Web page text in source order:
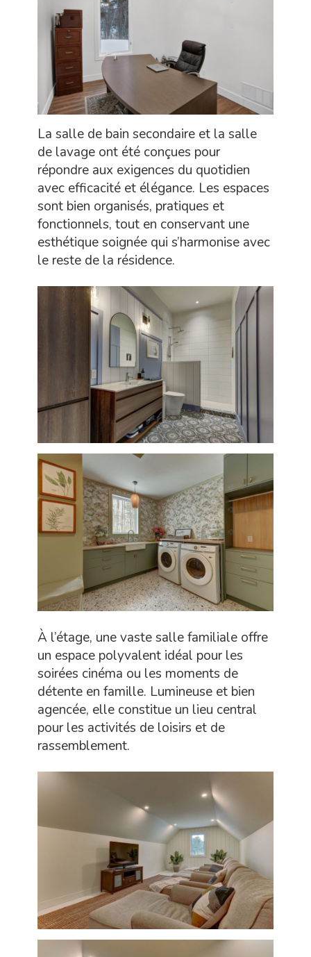
La salle de bain secondaire et la salle
de lavage ont été conçues pour
répondre aux exigences du quotidien
avec efficacité et élégance. Les espaces
sont bien organisés, pratiques et
fonctionnels, tout en conservant une
esthétique soignée qui s’harmonise avec
le reste de la résidence.
À l’étage, une vaste salle familiale offre
un espace polyvalent idéal pour les
soirées cinéma ou les moments de
détente en famille. Lumineuse et bien
agencée, elle constitue un lieu central
pour les activités de loisirs et de
rassemblement.